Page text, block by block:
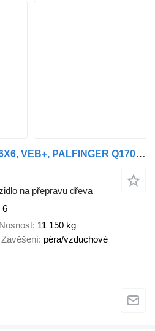
Volvo FM 540, EURO 6, 6X6, VEB+, PALFINGER Q170Z96 ARM + UMIKOV, PRICE + přívěs na přepravu dřeva
na přepravu dřeva
6
Nosnost 11 150 kg
Zavěšení péra/vzduchové